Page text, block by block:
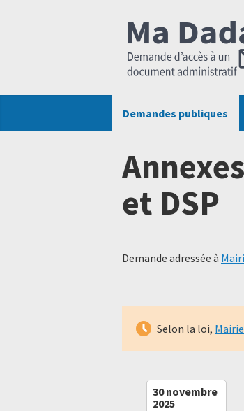
Demandes publiques
et DSP
Demande adressée à
Selon la loi,
30 novembre
2025